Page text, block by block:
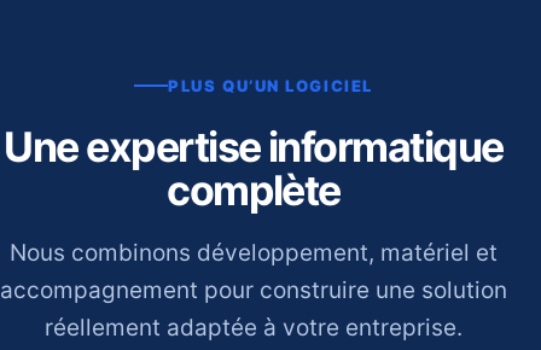
PLUS QU’UN LOGICIEL
Une expertise informatique
complète
Nous combinons développement, matériel et
accompagnement pour construire une solution
réellement adaptée à votre entreprise.